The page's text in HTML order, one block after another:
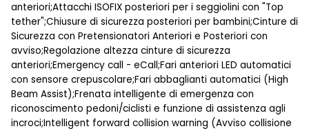
anteriori;Attacchi ISOFIX posteriori per i seggiolini con "Top
tether";Chiusure di sicurezza posteriori per bambini;Cinture di
Sicurezza con Pretensionatori Anteriori e Posteriori con
avviso;Regolazione altezza cinture di sicurezza
anteriori;Emergency call - eCall;Fari anteriori LED automatici
con sensore crepuscolare;Fari abbaglianti automatici (High
Beam Assist);Frenata intelligente di emergenza con
riconoscimento pedoni/ciclisti e funzione di assistenza agli
incroci;Intelligent forward collision warning (Avviso collisione